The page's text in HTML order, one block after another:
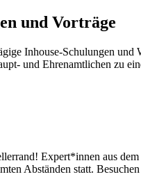
und Vorträge
Inhouse-Schulungen
und Ehrenamtlichen zu
Expert*innen aus
Abständen statt.